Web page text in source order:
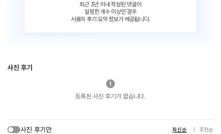
최근 3년 이내 작성된 댓글이
일정한 개수 이상인 경우
사용자 후기 요약 정보가 제공됩니다.
사진 후기
등록된 사진 후기가 없습니다.
사진 후기만 최신순 추천순